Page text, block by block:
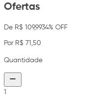
Ofertas
De R$ 109,9934% OFF
Por R$ 71,50
Quantidade
1